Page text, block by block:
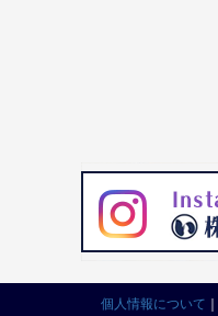
個人情報について ｜